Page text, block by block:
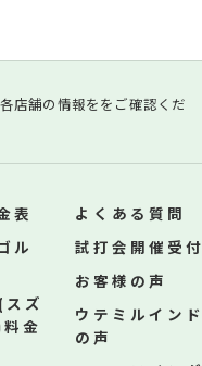
店舗の情報ををご確認くだ
表
ル
スズ
金
よくある質問
試打会開催受付
お客様の声
ウテミルイン
の声